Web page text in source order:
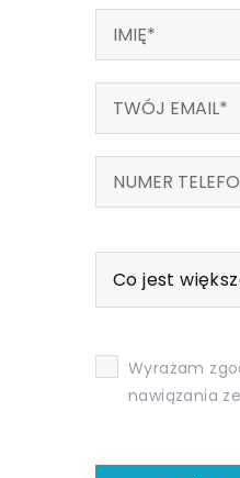
Co jest
Wyrażam
nawiązania